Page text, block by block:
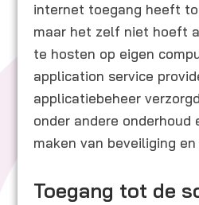
internet toegang heeft
maar het zelf niet hoeft
te hosten op eigen
application service
applicatiebeheer
onder andere
maken van beveiliging en
Toegang tot de